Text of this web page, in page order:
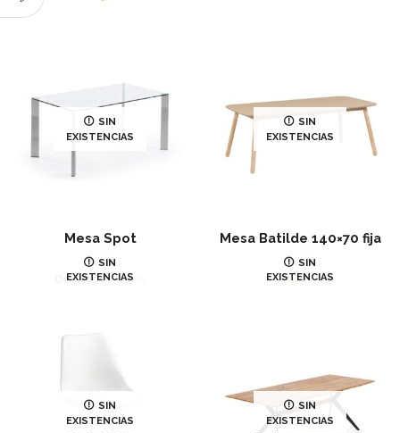
SIN
EXISTENCIAS
Mesa Spot
Juliá
Desde:€319.00
SIN
EXISTENCIAS
SIN
EXISTENCIAS
Mesa Batilde 140×70 fija
Juliá
€223.00
SIN
EXISTENCIAS
SIN
EXISTENCIAS
SIN
EXISTENCIAS